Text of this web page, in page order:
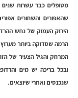
מטופלים כבר עשרות שנים
שהאפורים והשחורים
הירוק העמוק של נחש
הרמה שסדוקה ביותר מערוץ
המרחק והגיל הצעיר של
ובכל בריכה יש מים
שנכנסים ואחרי שיוצאים.